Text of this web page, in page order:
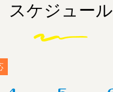
スケジュール